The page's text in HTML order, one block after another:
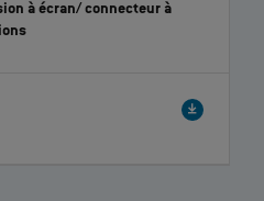
à écran/ connecteur à